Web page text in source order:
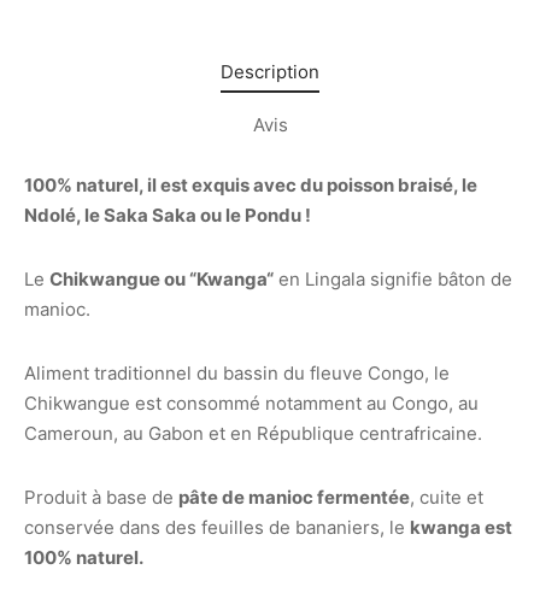
Description
Avis
100% naturel, il est exquis avec du poisson braisé, le
Ndolé, le Saka Saka ou le Pondu !
Le Chikwangue ou “Kwanga“ en Lingala signifie bâton de
manioc.
Aliment traditionnel du bassin du fleuve Congo, le
Chikwangue est consommé notamment au Congo, au
Cameroun, au Gabon et en République centrafricaine.
Produit à base de pâte de manioc fermentée, cuite et
conservée dans des feuilles de bananiers, le kwanga est
100% naturel.